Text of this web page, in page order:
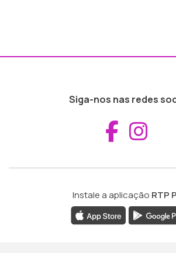
Siga-nos nas redes
Instale a aplicação RTP